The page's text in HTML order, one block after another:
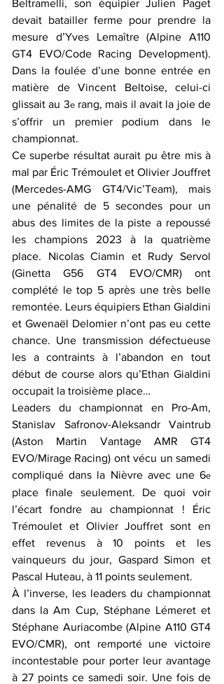
Beltramelli, son équipier Julien Paget
devait batailler ferme pour prendre la
mesure d’Yves Lemaître (Alpine A110
GT4 EVO/Code Racing Development).
Dans la foulée d’une bonne entrée en
matière de Vincent Beltoise, celui-ci
glissait au 3e rang, mais il avait la joie de
s’offrir un premier podium dans le
championnat.
Ce superbe résultat aurait pu être mis à
mal par Éric Trémoulet et Olivier Jouffret
(Mercedes-AMG GT4/Vic’Team), mais
une pénalité de 5 secondes pour un
abus des limites de la piste a repoussé
les champions 2023 à la quatrième
place. Nicolas Ciamin et Rudy Servol
(Ginetta G56 GT4 EVO/CMR) ont
complété le top 5 après une très belle
remontée. Leurs équipiers Ethan Gialdini
et Gwenaël Delomier n’ont pas eu cette
chance. Une transmission défectueuse
les a contraints à l’abandon en tout
début de course alors qu’Ethan Gialdini
occupait la troisième place…
Leaders du championnat en Pro-Am,
Stanislav Safronov-Aleksandr Vaintrub
(Aston Martin Vantage AMR GT4
EVO/Mirage Racing) ont vécu un samedi
compliqué dans la Nièvre avec une 6e
place finale seulement. De quoi voir
l’écart fondre au championnat ! Éric
Trémoulet et Olivier Jouffret sont en
effet revenus à 10 points et les
vainqueurs du jour, Gaspard Simon et
Pascal Huteau, à 11 points seulement.
À l’inverse, les leaders du championnat
dans la Am Cup, Stéphane Lémeret et
Stéphane Auriacombe (Alpine A110 GT4
EVO/CMR), ont remporté une victoire
incontestable pour porter leur avantage
à 27 points ce samedi soir. Une fois de